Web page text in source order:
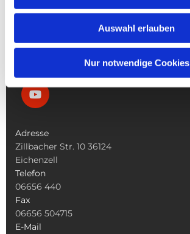
Auswahl erlauben
Nur notwendige Cookies
Die Kirchen
Adresse
Zillbacher Str. 10 36124
Eichenzell
Telefon
06656 440
Fax
06656 504715
E-Mail